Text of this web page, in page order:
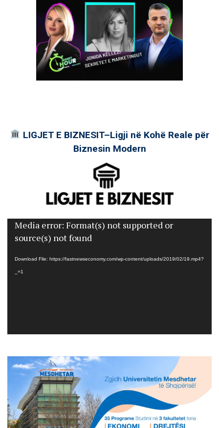
LIGJET E BIZNESIT–Ligji në Kohë Reale për
Biznesin Modern
Video
Player
Media error: Format(s) not supported or
source(s) not found
Download File: https://fastnewseconomy.com/wp-content/uploads/2019/02/19.mp4?
_=1